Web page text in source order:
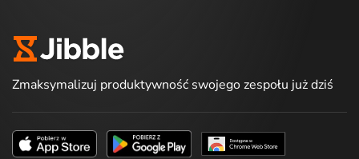
Zmaksymalizuj produktywność swojego zespołu już dziś